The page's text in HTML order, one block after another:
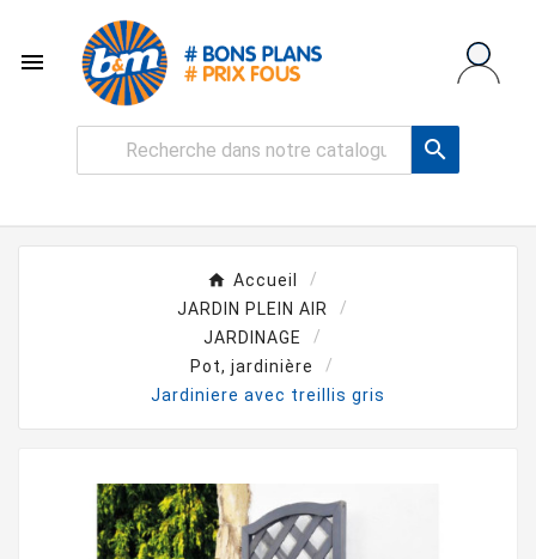


Accueil
JARDIN PLEIN AIR
JARDINAGE
Pot, jardinière
Jardiniere avec treillis gris